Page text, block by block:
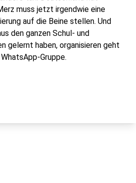
muss jetzt irgendwie eine
auf die Beine stellen. Und
den ganzen Schul- und
gelernt haben, organisieren geht
Gruppe.